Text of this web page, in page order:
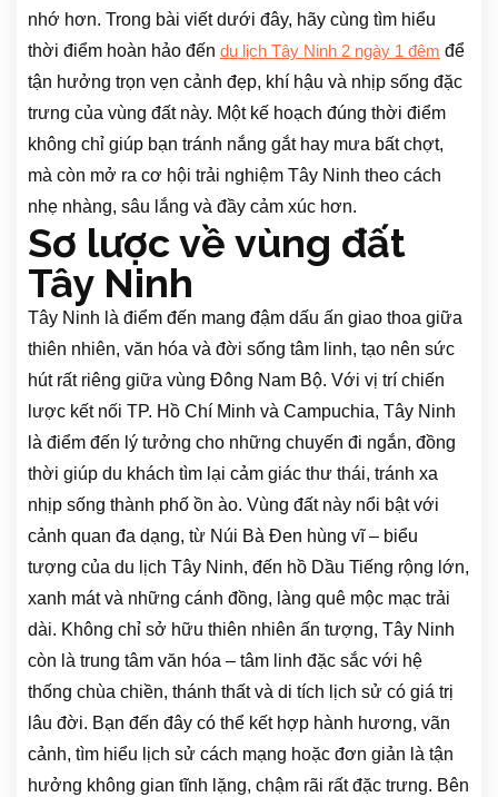
nhớ hơn. Trong bài viết dưới đây, hãy cùng tìm hiểu
thời điểm hoàn hảo đến du lịch Tây Ninh 2 ngày 1 đêm để
tận hưởng trọn vẹn cảnh đẹp, khí hậu và nhịp sống đặc
trưng của vùng đất này. Một kế hoạch đúng thời điểm
không chỉ giúp bạn tránh nắng gắt hay mưa bất chợt,
mà còn mở ra cơ hội trải nghiệm Tây Ninh theo cách
nhẹ nhàng, sâu lắng và đầy cảm xúc hơn.
Sơ lược về vùng đất
Tây Ninh
Tây Ninh là điểm đến mang đậm dấu ấn giao thoa giữa
thiên nhiên, văn hóa và đời sống tâm linh, tạo nên sức
hút rất riêng giữa vùng Đông Nam Bộ. Với vị trí chiến
lược kết nối TP. Hồ Chí Minh và Campuchia, Tây Ninh
là điểm đến lý tưởng cho những chuyến đi ngắn, đồng
thời giúp du khách tìm lại cảm giác thư thái, tránh xa
nhịp sống thành phố ồn ào. Vùng đất này nổi bật với
cảnh quan đa dạng, từ Núi Bà Đen hùng vĩ – biểu
tượng của du lịch Tây Ninh, đến hồ Dầu Tiếng rộng lớn,
xanh mát và những cánh đồng, làng quê mộc mạc trải
dài. Không chỉ sở hữu thiên nhiên ấn tượng, Tây Ninh
còn là trung tâm văn hóa – tâm linh đặc sắc với hệ
thống chùa chiền, thánh thất và di tích lịch sử có giá trị
lâu đời. Bạn đến đây có thể kết hợp hành hương, vãn
cảnh, tìm hiểu lịch sử cách mạng hoặc đơn giản là tận
hưởng không gian tĩnh lặng, chậm rãi rất đặc trưng. Bên